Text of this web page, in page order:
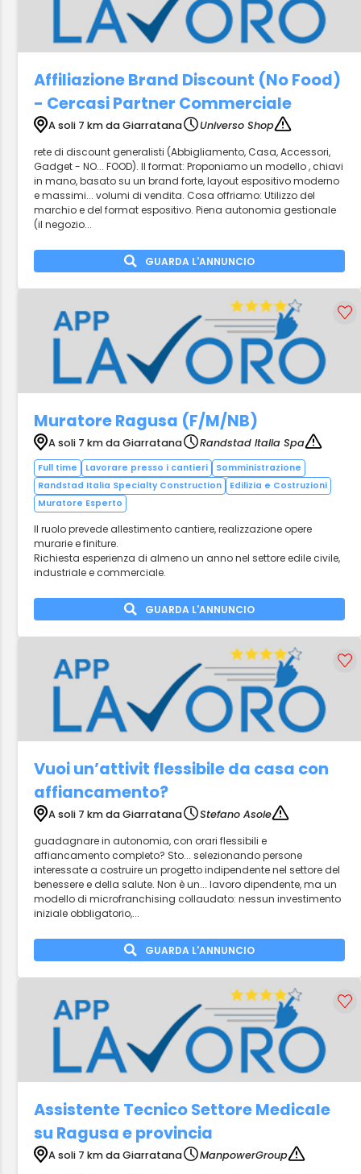
Affiliazione Brand Discount (No Food)
- Cercasi Partner Commerciale
A soli 7 km da Giarratana
Universo Shop
rete di discount generalisti (Abbigliamento, Casa, Accessori,
Gadget - NO... FOOD). Il format: Proponiamo un modello , chiavi
in mano, basato su un brand forte, layout espositivo moderno
e massimi... volumi di vendita. Cosa offriamo: Utilizzo del
marchio e del format espositivo. Piena autonomia gestionale
(il negozio...
GUARDA L'ANNUNCIO
Muratore Ragusa (F/M/NB)
A soli 7 km da Giarratana Randstad Italia Spa
Full time Lavorare presso i cantieri
Somministrazione
Randstad Italia Specialty Construction
Edilizia e Costruzioni
Muratore Esperto
Il ruolo prevede allestimento cantiere, realizzazione opere
murarie e finiture.
Richiesta esperienza di almeno un anno nel settore edile civile,
industriale e commerciale.
GUARDA L'ANNUNCIO
Vuoi un’attivit flessibile da casa con
affiancamento?
A soli 7 km da Giarratana
Stefano Asole
guadagnare in autonomia, con orari flessibili e
affiancamento completo? Sto... selezionando persone
interessate a costruire un progetto indipendente nel settore del
benessere e della salute. Non è un... lavoro dipendente, ma un
modello di microfranchising collaudato: nessun investimento
iniziale obbligatorio,...
GUARDA L'ANNUNCIO
Assistente Tecnico Settore Medicale
su Ragusa e provincia
A soli 7 km da Giarratana
ManpowerGroup